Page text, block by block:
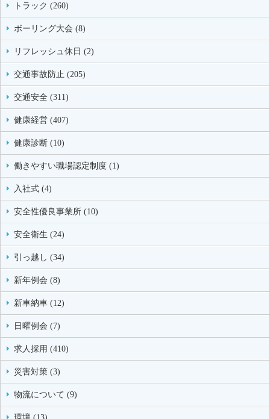
トラック (260)
ボーリング大会 (8)
リフレッシュ休日 (2)
交通事故防止 (205)
交通安全 (311)
健康経営 (407)
健康診断 (10)
働きやすい職場認定制度 (1)
入社式 (4)
安全性優良事業所 (10)
安全衛生 (24)
引っ越し (34)
新年例会 (8)
新車納車 (12)
日曜例会 (7)
求人採用 (410)
災害対策 (3)
物流について (9)